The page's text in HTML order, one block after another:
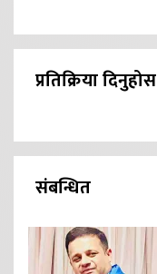
प्रतिक्रिया दिनुहोस
संबन्धित